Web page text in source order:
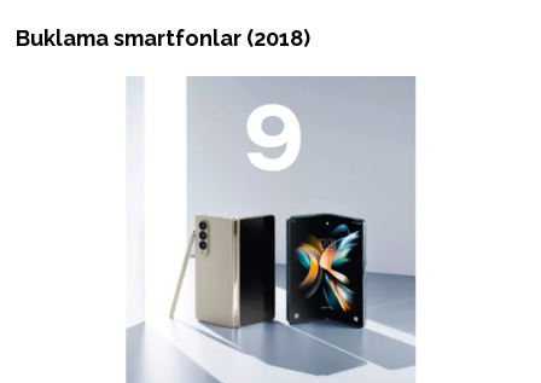
Buklama smartfonlar (2018)